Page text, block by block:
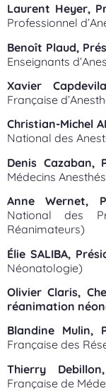
Laurent Heyer,
Professionnel
Benoît Plaud,
Enseignants
Xavier
Française
Christian-Michel
National des
Denis Cazaban,
Médecins
Anne Wernet,
National des
Réanimateurs)
Élie SALIBA,
Néonatologie)
Olivier Claris,
réanimation
Blandine Mulin,
Française des
Thierry
Française de